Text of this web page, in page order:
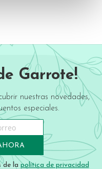
Garrote!
nuestras novedades,
especiales.
de la política de privacidad